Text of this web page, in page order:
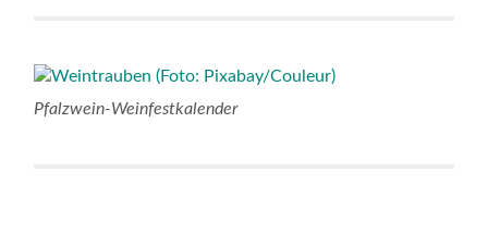
Pfalzwein-Weinfestkalender